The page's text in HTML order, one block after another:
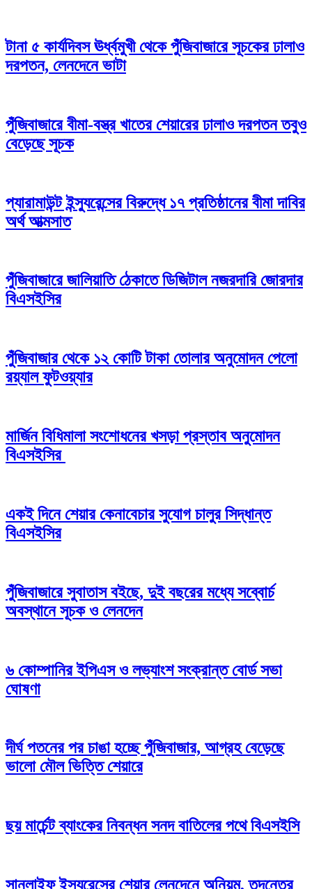
টানা ৫ কার্যদিবস ঊর্ধ্বমুখী থেকে পুঁজিবাজারে সূচকের ঢালাও
দরপতন, লেনদেনে ভাটা
পুঁজিবাজারে বীমা-বস্ত্র খাতের শেয়ারের ঢালাও দরপতন তবুও
বেড়েছে সূচক
প্যারামাউন্ট ইন্স্যুরেন্সের বিরুদ্ধে ১৭ প্রতিষ্ঠানের বীমা দাবির
অর্থ আত্মসাত
পুঁজিবাজারে জালিয়াতি ঠেকাতে ডিজিটাল নজরদারি জোরদার
বিএসইসির
পুঁজিবাজার থেকে ১২ কোটি টাকা তোলার অনুমোদন পেলো
রয়্যাল ফুটওয়্যার
মার্জিন বিধিমালা সংশোধনের খসড়া প্রস্তাব অনুমোদন
বিএসইসির
একই দিনে শেয়ার কেনাবেচার সুযোগ চালুর সিদ্ধান্ত
বিএসইসির
পুঁজিবাজারে সুবাতাস বইছে, দুই বছরের মধ্যে সব্বোর্চ
অবস্থানে সূচক ও লেনদেন
৬ কোম্পানির ইপিএস ও লভ্যাংশ সংক্রান্ত বোর্ড সভা
ঘোষণা
দীর্ঘ পতনের পর চাঙা হচ্ছে পুঁজিবাজার, আগ্রহ বেড়েছে
ভালো মৌল ভিত্তি শেয়ারে
ছয় মার্চেন্ট ব্যাংকের নিবন্ধন সনদ বাতিলের পথে বিএসইসি
সানলাইফ ইন্স্যুরেন্সের শেয়ার লেনদেনে অনিয়ম, তদন্তের